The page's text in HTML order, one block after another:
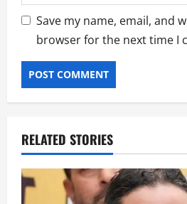
Save my name, email, and
browser for the next time I
RELATED STORIES